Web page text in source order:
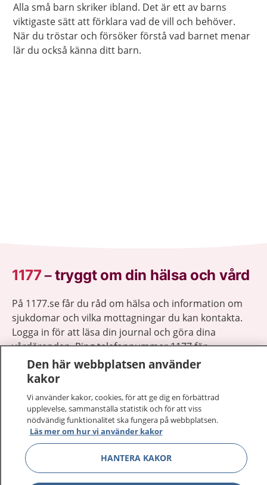
Alla små barn skriker ibland. Det är ett av barns
viktigaste sätt att förklara vad de vill och behöver.
När du tröstar och försöker förstå vad barnet menar
lär du också känna ditt barn.
1177–tryggt om din hälsa och vård
På 1177.se får du råd om hälsa och information om
sjukdomar och vilka mottagningar du kan kontakta.
Logga in för att läsa din journal och göra dina
vårdärenden. Ring telefonnummer 1177 för
sjukvårdsrådgivning dygnet runt.
1177 ger dig råd när du vill må bättre.
1177 på flera språk Visa
Visa
Den här webbplatsen använder
kakor
Vi använder kakor, cookies, för att ge dig en förbättrad
upplevelse, sammanställa statistik och för att viss
nödvändig funktionalitet ska fungera på webbplatsen.
Läs mer om hur vi använder kakor
HANTERA KAKOR